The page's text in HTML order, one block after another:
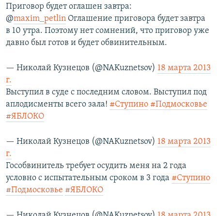
Приговор будет оглашен завтра:
@maxim_petlin Оглашение приговора будет завтра
в 10 утра. Поэтому нет сомнений, что приговор уже
давно был готов и будет обвинительным.
— Николай Кузнецов (@NAKuznetsov) 18 марта 2013
г.
Выступил в суде с последним словом. Выступил под
аплодисменты всего зала! #Ступино #Подмосковье
#ЯБЛОКО
— Николай Кузнецов (@NAKuznetsov) 18 марта 2013
г.
Гособвинитель требует осудить меня на 2 года
условно с испытательным сроком в 3 года #Ступино
#Подмосковье #ЯБЛОКО